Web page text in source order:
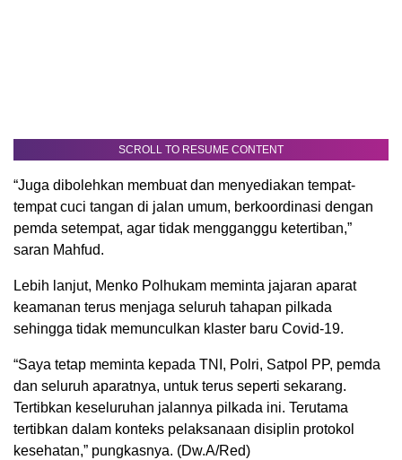
SCROLL TO RESUME CONTENT
“Juga dibolehkan membuat dan menyediakan tempat-
tempat cuci tangan di jalan umum, berkoordinasi dengan
pemda setempat, agar tidak mengganggu ketertiban,”
saran Mahfud.
Lebih lanjut, Menko Polhukam meminta jajaran aparat
keamanan terus menjaga seluruh tahapan pilkada
sehingga tidak memunculkan klaster baru Covid-19.
“Saya tetap meminta kepada TNI, Polri, Satpol PP, pemda
dan seluruh aparatnya, untuk terus seperti sekarang.
Tertibkan keseluruhan jalannya pilkada ini. Terutama
tertibkan dalam konteks pelaksanaan disiplin protokol
kesehatan,” pungkasnya. (Dw.A/Red)